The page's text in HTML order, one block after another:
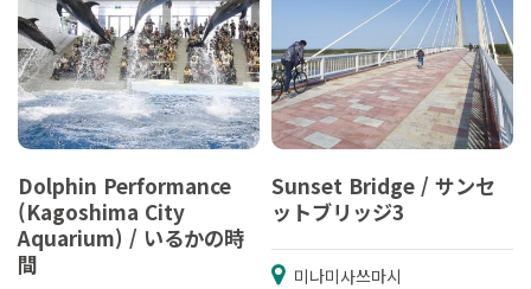
Dolphin Performance
(Kagoshima City
Aquarium) / いるかの時
間
Sunset Bridge / サンセ
ットブリッジ3
미나미사쓰마시